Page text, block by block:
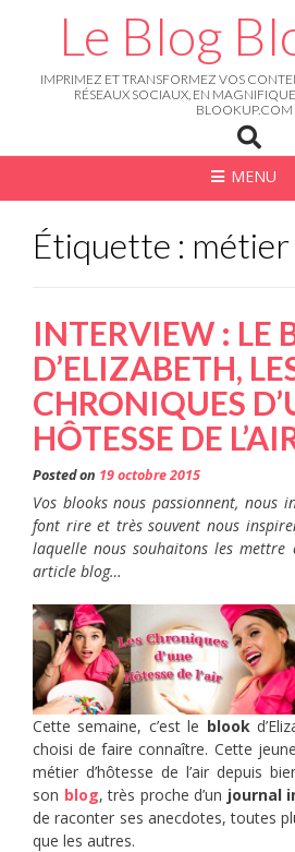
Le Blog
IMPRIMEZ ET TRANSFORMEZ VOS
RÉSEAUX SOCIAUX, EN
BLOOKUP.COM
MENU
Étiquette : métier
INTERVIEW : LE
D’ELIZABETH,
CHRONIQUES
HÔTESSE DE
Posted on 19 octobre 2015
Vos blooks nous passionnent, nous
font rire et très souvent nous
laquelle nous souhaitons les mettre
article blog…
Cette semaine, c’est le blook
choisi de faire connaître. Cette jeune
métier d’hôtesse de l’air depuis
son blog, très proche d’un journal
de raconter ses anecdotes, toutes
que les autres.